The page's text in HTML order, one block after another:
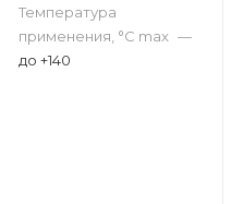
Температура
применения, °С max —
до +140